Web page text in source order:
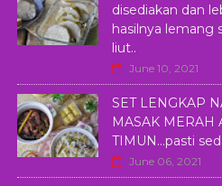
disediakan dan
hasilnya lemang
liut..
June 10, 2021
SET LENGKAP
MASAK MERAH
TIMUN...pasti
June 06, 2021